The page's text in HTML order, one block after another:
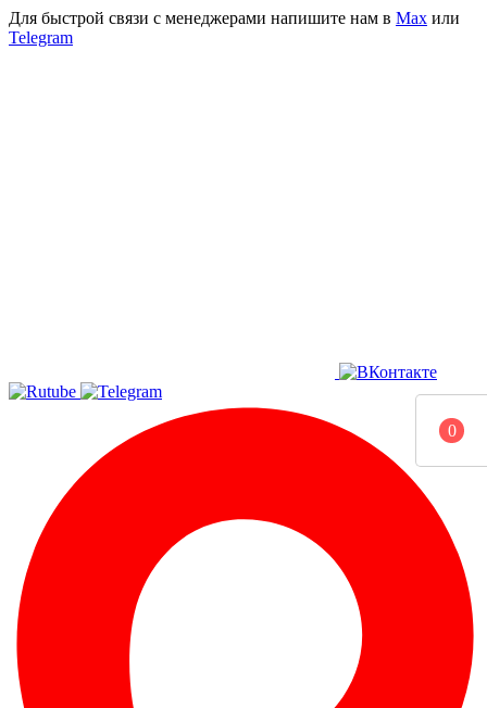
Для быстрой связи с менеджерами напишите нам в Мах или
Telegram
0